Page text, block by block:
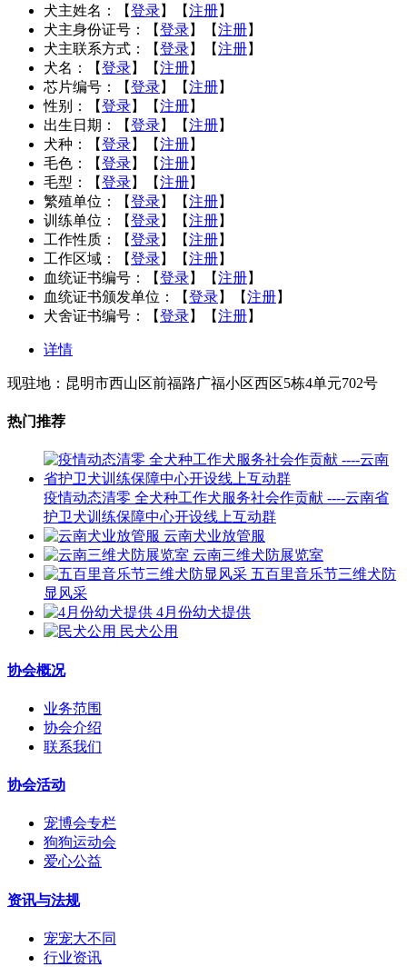
犬主姓名：
【登录】【注册】
犬主身份证号：
【登录】【注册】
犬主联系方式：
【登录】【注册】
犬名：
【登录】【注册】
芯片编号：
【登录】【注册】
性别：
【登录】【注册】
出生日期：
【登录】【注册】
犬种：
【登录】【注册】
毛色：
【登录】【注册】
毛型：
【登录】【注册】
繁殖单位：
【登录】【注册】
训练单位：
【登录】【注册】
工作性质：
【登录】【注册】
工作区域：
【登录】【注册】
血统证书编号：
【登录】【注册】
血统证书颁发单位：
【登录】【注册】
犬舍证书编号：
【登录】【注册】
详情
现驻地：昆明市西山区前福路广福小区西区5栋4单元702号
热门推荐
疫情动态清零 全犬种工作犬服务社会作贡献 ----云南省
护卫犬训练保障中心开设线上互动群
云南犬业放管服
云南三维犬防展览室
五百里音乐节三维犬防
显风采
4月份幼犬提供
民犬公用
协会概况
业务范围
协会介绍
联系我们
协会活动
宠博会专栏
狗狗运动会
爱心公益
资讯与法规
宠宠大不同
行业资讯